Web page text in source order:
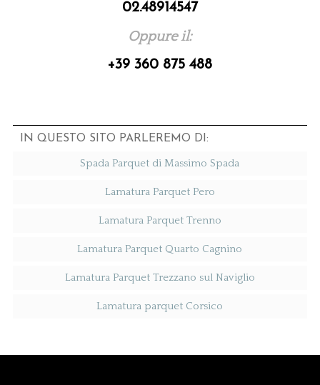
02.48914547
Oppure il:
+39 360 875 488
IN QUESTO SITO PARLEREMO DI:
Spada Parquet di Massimo Spada
Lamatura Parquet Pero
Lamatura Parquet Trenno
Lamatura Parquet Quarto Cagnino
Lamatura Parquet Trezzano sul Naviglio
Lamatura parquet Corsico